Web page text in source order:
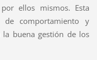
ellos mismos. Esta
comportamiento y
la buena gestión de los